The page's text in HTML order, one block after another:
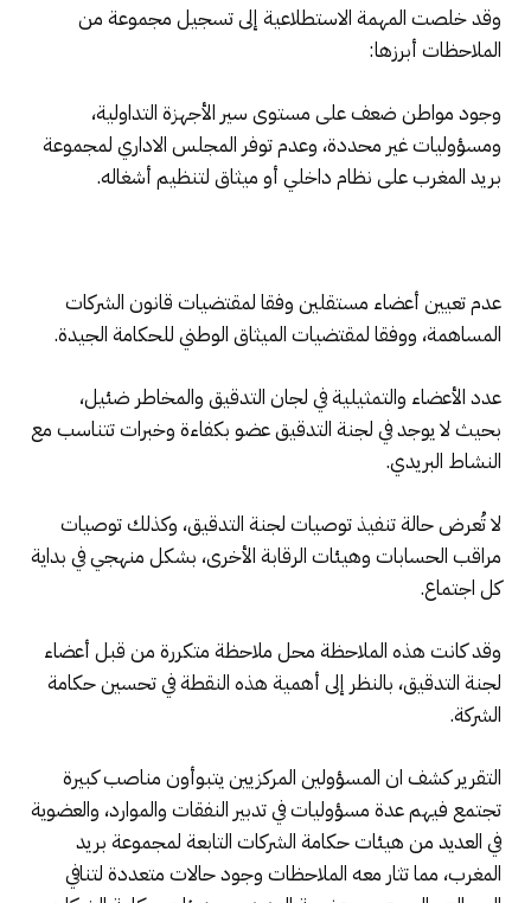
وقد خلصت المهمة الاستطلاعية إلى تسجيل مجموعة من
الملاحظات أبرزها:
وجود مواطن ضعف على مستوى سير الأجهزة التداولية،
ومسؤوليات غير محددة، وعدم توفر المجلس الاداري لمجموعة
بريد المغرب على نظام داخلي أو ميثاق لتنظيم أشغاله.
عدم تعيين أعضاء مستقلين وفقا لمقتضيات قانون الشركات
المساهمة، ووفقا لمقتضيات الميثاق الوطني للحكامة الجيدة.
عدد الأعضاء والتمثيلية في لجان التدقيق والمخاطر ضئيل،
بحيث لا يوجد في لجنة التدقيق عضو بكفاءة وخبرات تتناسب مع
النشاط البريدي.
لا تُعرض حالة تنفيذ توصيات لجنة التدقيق، وكذلك توصيات
مراقب الحسابات وهيئات الرقابة الأخرى، بشكل منهجي في بداية
كل اجتماع.
وقد كانت هذه الملاحظة محل ملاحظة متكررة من قبل أعضاء
لجنة التدقيق، بالنظر إلى أهمية هذه النقطة في تحسين حكامة
الشركة.
التقرير كشف ان المسؤولين المركزيين يتبوأون مناصب كبيرة
تجتمع فيهم عدة مسؤوليات في تدبير النفقات والموارد، والعضوية
في العديد من هيئات حكامة الشركات التابعة لمجموعة بريد
المغرب، مما تثار معه الملاحظات وجود حالات متعددة لتنافي